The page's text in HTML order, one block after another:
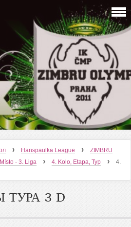
› Hanspaulka League ›
ZIMBRU
- 3. Liga › 4. Kolo, Etapa, Тур ›
4.
ТУРА 3 D